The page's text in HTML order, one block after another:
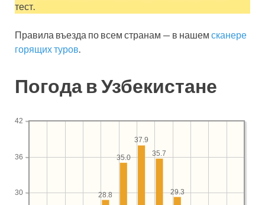
тест.
Правила въезда по всем странам — в нашем сканере
горящих туров.
Погода в Узбекистане